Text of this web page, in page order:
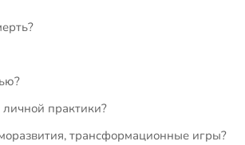
практики?
трансформационные игры?